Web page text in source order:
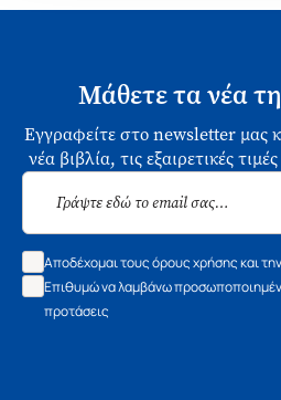
Μάθετε τα νέα
Εγγραφείτε στο newsletter μας
νέα βιβλία, τις εξαιρετικές
Αποδέχομαι τους όρους χρήσης και
Επιθυμώ να λαμβάνω
προτάσεις